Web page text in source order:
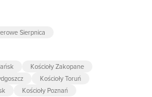
Sierpnica
Kościoły Zakopane
Kościoły Toruń
Kościoły Poznań